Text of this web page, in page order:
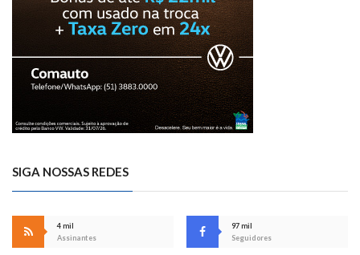
SIGA NOSSAS REDES
4 mil
Assinantes
97 mil
Seguidores